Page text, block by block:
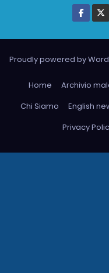
Proudly powered by
Home Archivio
Chi Siamo
English
Privacy